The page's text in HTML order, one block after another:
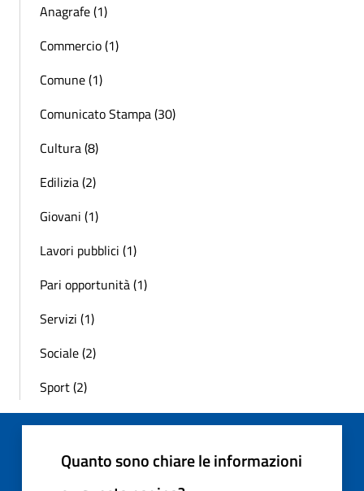
Anagrafe (1)
Commercio (1)
Comune (1)
Comunicato Stampa (30)
Cultura (8)
Edilizia (2)
Giovani (1)
Lavori pubblici (1)
Pari opportunità (1)
Servizi (1)
Sociale (2)
Sport (2)
Quanto sono chiare le informazioni